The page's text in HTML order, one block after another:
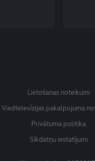
Lietošanas noteikumi
Viedtelevīzijas pakalpojuma
Privātuma politika
Sīkdatņu iestatījumi